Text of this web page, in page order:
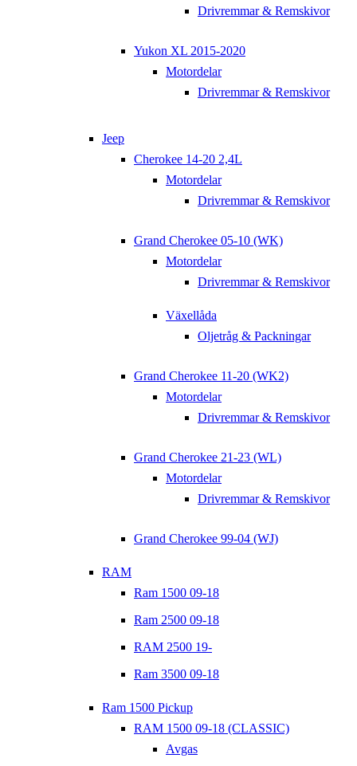
Drivremmar & Remskivor
Yukon XL 2015-2020
Motordelar
Drivremmar & Remskivor
Jeep
Cherokee 14-20 2,4L
Motordelar
Drivremmar & Remskivor
Grand Cherokee 05-10 (WK)
Motordelar
Drivremmar & Remskivor
Växellåda
Oljetråg & Packningar
Grand Cherokee 11-20 (WK2)
Motordelar
Drivremmar & Remskivor
Grand Cherokee 21-23 (WL)
Motordelar
Drivremmar & Remskivor
Grand Cherokee 99-04 (WJ)
RAM
Ram 1500 09-18
Ram 2500 09-18
RAM 2500 19-
Ram 3500 09-18
Ram 1500 Pickup
RAM 1500 09-18 (CLASSIC)
Avgas